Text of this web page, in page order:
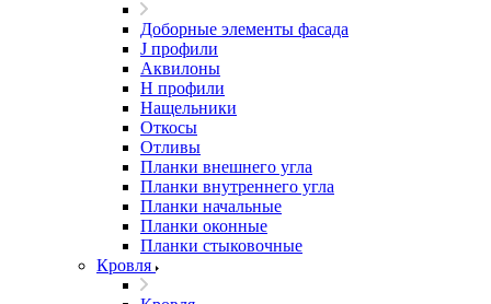
Доборные элементы фасада
J профили
Аквилоны
Н профили
Нащельники
Откосы
Отливы
Планки внешнего угла
Планки внутреннего угла
Планки начальные
Планки оконные
Планки стыковочные
Кровля